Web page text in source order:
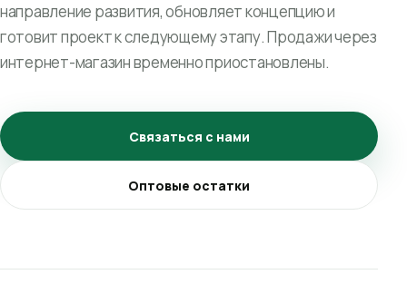
направление развития, обновляет концепцию и
готовит проект к следующему этапу. Продажи через
интернет-магазин временно приостановлены.
Связаться с нами
Оптовые остатки